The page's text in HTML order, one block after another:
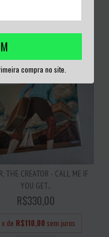
compra no site.
ESGOTADO
THE CREATOR - CALL ME IF
YOU GET...
R$330,00
x de R$110,00 sem juros